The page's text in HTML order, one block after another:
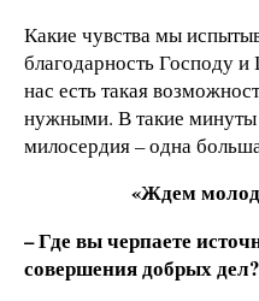
Какие чувства мы
благодарность Господу
нас есть такая
нужными. В такие
милосердия – одна
«Ждем
– Где вы черпаете
совершения добрых дел?